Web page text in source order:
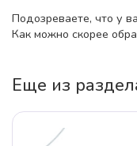
Подозреваете, что у
Как можно скорее
Еще из